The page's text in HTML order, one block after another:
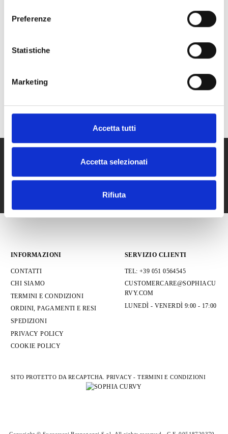
Preferenze
Statistiche
Marketing
Accetta tutti
Accetta selezionati
Rifiuta
ATTUALE. LA MODELLA È ALTA 170 CM E INDOSSA UNA TAGLIA I.
Taglia
SEGUICI
INFORMAZIONI
CONTATTI
CHI SIAMO
TERMINI E CONDIZIONI
ORDINI, PAGAMENTI E RESI
SPEDIZIONI
PRIVACY POLICY
COOKIE POLICY
SERVIZIO CLIENTI
TEL: +39 051 0564545
CUSTOMERCARE@SOPHIACU
RVY.COM
LUNEDÌ - VENERDÌ 9:00 - 17:00
SITO PROTETTO DA RECAPTCHA.PRIVACY -TERMINI E CONDIZIONI